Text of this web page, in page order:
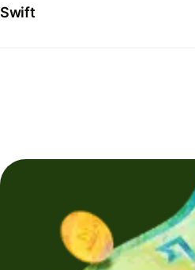
Swift